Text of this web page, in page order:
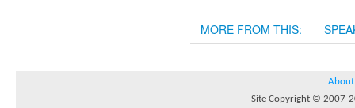
MORE FROM THIS:
About
Site Copyright © 2007-